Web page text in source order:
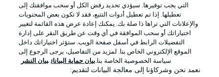
الوظائف جهة النشر
تواصل معنا اللاعبون
التي يجب توفيرها. سيؤدي تحديد رفض الكل أو سحب موافقتك إلى
تعطيلها. إذا تم تعطيل أدوات التتبع، فقد لا تكون بعض المحتويات
والإعلانات التي تراها ذا صلة بك. يمكنك إعادة عرض هذه القائمة لتغيير
اختياراتك أو سحب الموافقة في أي وقت عن طريق النقر على إدارة
التفضيلات الرابط في أسفل صفحة الويب. ستؤثر اختياراتك داخل
الموقع الإلكتروني الخاص بنا. لمزيد من التفاصيل، يرجى الرجوع إلى
سياسة الخصوصية الخاصة بنا.بيان حماية البيانات بيان النشر
نعمد نحن وشركاؤنا إلى معالجة البيانات لتقديم: